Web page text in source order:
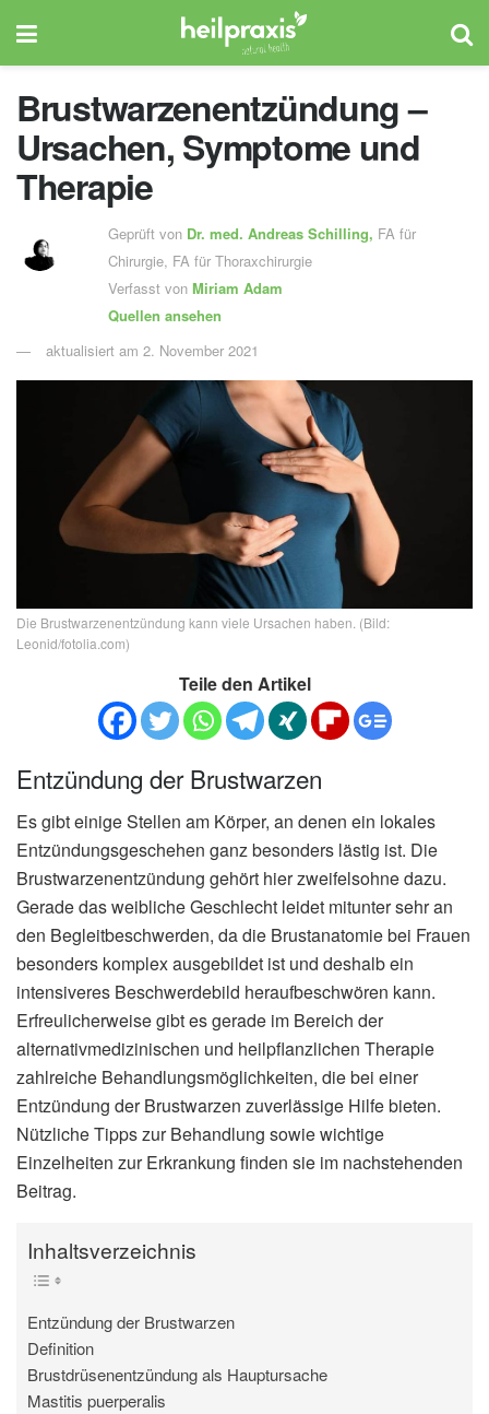
Brustwarzenentzündung –
Ursachen, Symptome und
Therapie
Geprüft von Dr. med. Andreas Schilling, FA für
Chirurgie, FA für Thoraxchirurgie
Verfasst von Miriam Adam
Quellen ansehen
aktualisiert am 2. November 2021
Die Brustwarzenentzündung kann viele Ursachen haben. (Bild:
Leonid/fotolia.com)
Teile den Artikel
Entzündung der Brustwarzen
Es gibt einige Stellen am Körper, an denen ein lokales
Entzündungsgeschehen ganz besonders lästig ist. Die
Brustwarzenentzündung gehört hier zweifelsohne dazu.
Gerade das weibliche Geschlecht leidet mitunter sehr an
den Begleitbeschwerden, da die Brustanatomie bei Frauen
besonders komplex ausgebildet ist und deshalb ein
intensiveres Beschwerdebild heraufbeschwören kann.
Erfreulicherweise gibt es gerade im Bereich der
alternativmedizinischen und heilpflanzlichen Therapie
zahlreiche Behandlungsmöglichkeiten, die bei einer
Entzündung der Brustwarzen zuverlässige Hilfe bieten.
Nützliche Tipps zur Behandlung sowie wichtige
Einzelheiten zur Erkrankung finden sie im nachstehenden
Beitrag.
Inhaltsverzeichnis
Entzündung der Brustwarzen
Definition
Brustdrüsenentzündung als Hauptursache
Mastitis puerperalis